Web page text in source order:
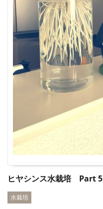
ヒヤシンス水栽培 Part 5
水栽培